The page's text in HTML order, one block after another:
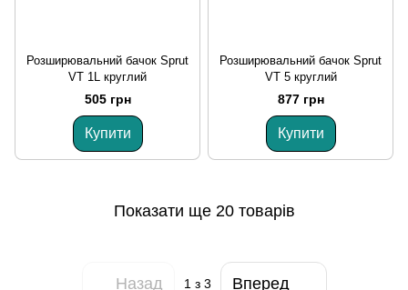
Розширювальний бачок Sprut
VT 1L круглий
505 грн
Купити
Розширювальний бачок Sprut
VT 5 круглий
877 грн
Купити
Показати ще 20 товарів
Назад 1з 3 Вперед